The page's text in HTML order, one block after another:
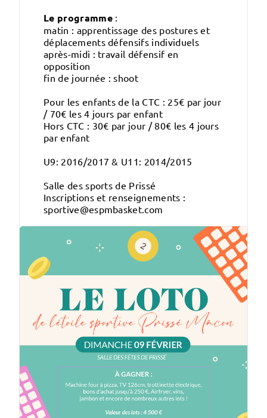
Le programme :
matin : apprentissage des postures et
déplacements défensifs individuels
après-midi : travail défensif en
opposition
fin de journée : shoot
Pour les enfants de la CTC : 25€ par jour
/ 70€ les 4 jours par enfant
Hors CTC : 30€ par jour / 80€ les 4 jours
par enfant
U9: 2016/2017 & U11: 2014/2015
Salle des sports de Prissé
Inscriptions et renseignements :
sportive@espmbasket.com